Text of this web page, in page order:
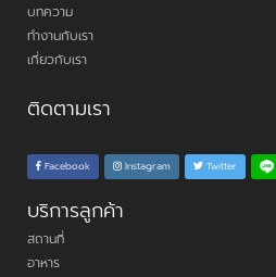
บทความ
ทำงานกับเรา
เกี่ยวกับเรา
ติดตามเรา
Facebook Instagram Twitter
บริการลูกค้า
สถานที่
อาหาร